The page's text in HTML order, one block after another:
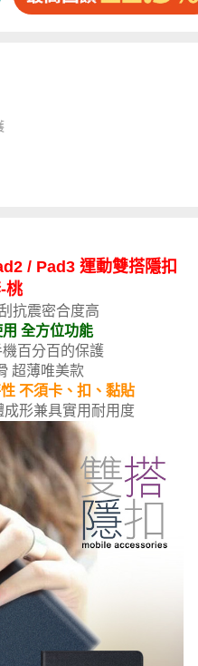
/ Pad3 運動雙搭隱扣
桃
抗震密合度高
全方位功能
百分百的保護
超薄唯美款
不須卡、扣、黏貼
成形兼具實用耐用度